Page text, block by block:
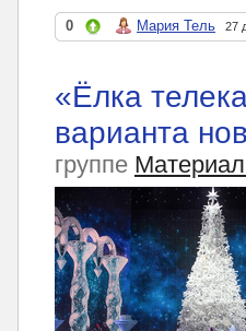
0 Мария Тель 27
«Ёлка
варианта
группе